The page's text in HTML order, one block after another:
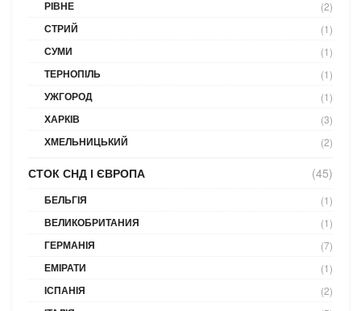
РІВНЕ (2)
СТРИЙ (1)
СУМИ (1)
ТЕРНОПІЛЬ (1)
УЖГОРОД (1)
ХАРКІВ (3)
ХМЕЛЬНИЦЬКИЙ (2)
СТОК СНД І ЄВРОПА (45)
БЕЛЬГІЯ (1)
ВЕЛИКОБРИТАНИЯ (1)
ГЕРМАНІЯ (7)
ЕМІРАТИ (1)
ІСПАНІЯ (2)